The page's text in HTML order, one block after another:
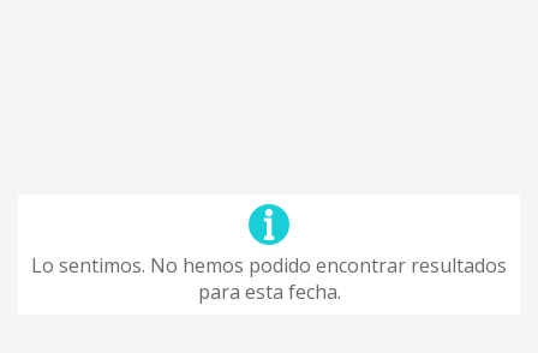
Lo sentimos. No hemos podido encontrar resultados
para esta fecha.